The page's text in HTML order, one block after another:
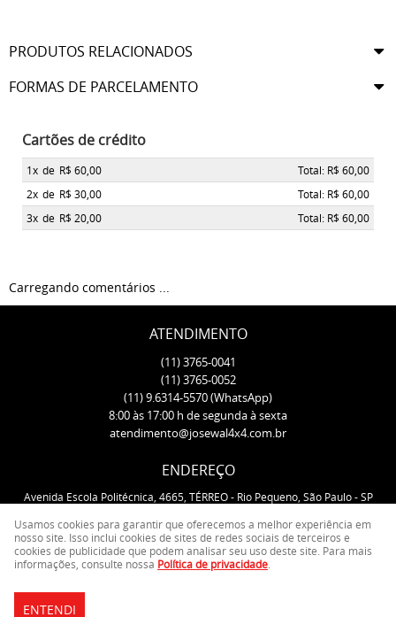
PRODUTOS RELACIONADOS
FORMAS DE PARCELAMENTO
Cartões de crédito
1x de R$ 60,00
Total: R$ 60,00
2x de R$ 30,00
Total: R$ 60,00
3x de R$ 20,00 Total: R$ 60,00
Carregando comentários ...
ATENDIMENTO
(11)3765-0041
(11)3765-0052
(11)9.6314-5570(WhatsApp)
8:00 às 17:00 h de segunda à sexta
atendimento@josewal4x4.com.br
ENDEREÇO
Avenida Escola Politécnica, 4665, TÉRREO- Rio Pequeno, São Paulo-SP
LOJA VIRTUAL CRIADA POR
Usamos cookies para garantir que oferecemos a melhor experiência em
nosso site. Isso inclui cookies de sites de redes sociais de terceiros e
cookies de publicidade que podem analisar seu uso deste site. Para mais
informações, consulte nossa Política de privacidade
ENTENDI